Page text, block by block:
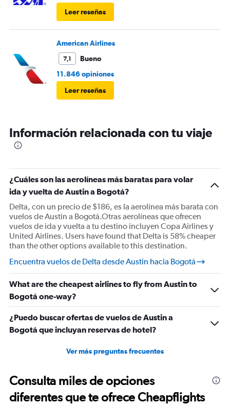
Leer reseñas
American Airlines
7,1
Bueno
11.846 opiniones
Leer reseñas
Información relacionada con tu viaje
¿Cuáles son las aerolíneas más baratas para volar
ida y vuelta de Austin a Bogotá?
Delta, con un precio de $186, es la aerolínea más barata con
vuelos de Austin a Bogotá.Otras aerolíneas que ofrecen
vuelos de ida y vuelta a tu destino incluyen Copa Airlines y
United Airlines. Users have found that Delta is 58% cheaper
than the other options available to this destination.
Encuentra vuelos de Delta desde Austin hacia Bogotá
What are the cheapest airlines to fly from Austin to
Bogotá one-way?
¿Puedo buscar ofertas de vuelos de Austin a
Bogotá que incluyan reservas de hotel?
Ver más preguntas frecuentes
Consulta miles de opciones
diferentes que te ofrece Cheapflights